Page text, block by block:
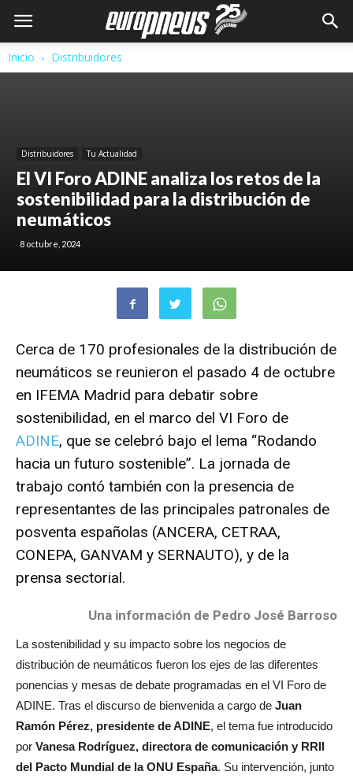
Inicio Distribuidores
Distribuidores Tu Actualidad
El VI Foro ADINE analiza los retos de la
sostenibilidad para la distribución de
neumáticos
8 octubre, 2024
Cerca de 170 profesionales de la distribución de
neumáticos se reunieron el pasado 4 de octubre
en IFEMA Madrid para debatir sobre
sostenibilidad, en el marco del VI Foro de
ADINE, que se celebró bajo el lema “Rodando
hacia un futuro sostenible”. La jornada de
trabajo contó también con la presencia de
representantes de las principales patronales de
posventa españolas (ANCERA, CETRAA,
CONEPA, GANVAM y SERNAUTO), y de la
prensa sectorial.
Una información de Pedro José Barroso
La sostenibilidad y su impacto sobre los negocios de
distribución de neumáticos fueron los ejes de las diferentes
ponencias y mesas de debate programadas en el VI Foro de
ADINE. Tras el discurso de bienvenida a cargo de Juan
Ramón Pérez, presidente de ADINE, el tema fue introducido
por Vanesa Rodríguez, directora de comunicación y RRII
del Pacto Mundial de la ONU España. Su intervención, junto